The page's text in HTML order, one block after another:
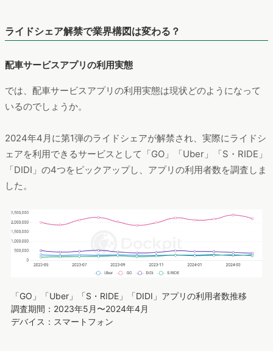
ライドシェア解禁で業界構図は変わる？
配車サービスアプリの利用実態
では、配車サービスアプリの利用実態は現状どのようになって
いるのでしょうか。
2024年4月に第1弾のライドシェアが解禁され、実際にライドシ
ェアを利用できるサービスとして「GO」「Uber」「S・RIDE」
「DIDI」の4つをピックアップし、アプリの利用者数を調査しま
した。
「GO」「Uber」「S・RIDE」「DIDI」アプリの利用者数推移
調査期間：2023年5月〜2024年4月
デバイス：スマートフォン